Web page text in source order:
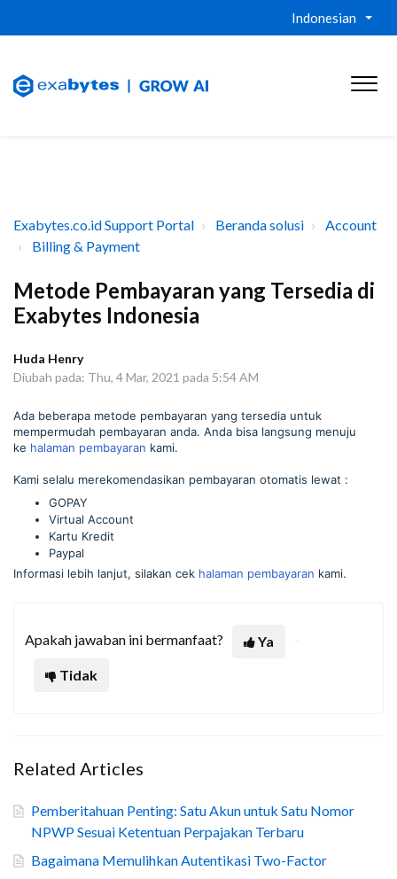
Indonesian
Exabytes.co.id Support Portal Beranda solusi
Account
Billing & Payment
Metode Pembayaran yang Tersedia di
Exabytes Indonesia
Huda Henry
Diubah pada: Thu, 4 Mar, 2021 pada 5:54 AM
Ada beberapa metode pembayaran yang tersedia untuk
mempermudah pembayaran anda. Anda bisa langsung menuju
ke halaman pembayaran kami.
Kami selalu merekomendasikan pembayaran otomatis lewat :
GOPAY
Virtual Account
Kartu Kredit
Paypal
Informasi lebih lanjut, silakan cek halaman pembayaran kami.
Apakah jawaban ini bermanfaat?
Ya
Tidak
Related Articles
Pemberitahuan Penting: Satu Akun untuk Satu Nomor
NPWP Sesuai Ketentuan Perpajakan Terbaru
Bagaimana Memulihkan Autentikasi Two-Factor